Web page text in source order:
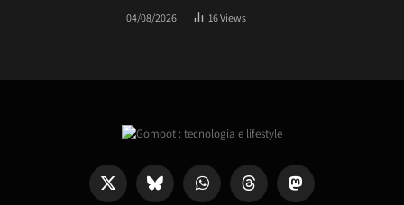
04/08/2026 16Views
X
Bluesky WhatsAppThreads Mastodon